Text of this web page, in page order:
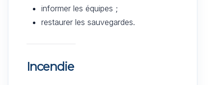
informer les équipes ;
restaurer les sauvegardes.
Incendie